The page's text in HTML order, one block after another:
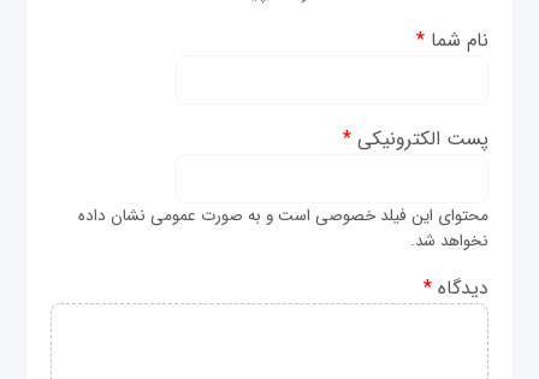
نام شما*
پست الکترونیکی*
محتوای این فیلد خصوصی است و به صورت عمومی نشان داده
نخواهد شد.
دیدگاه*